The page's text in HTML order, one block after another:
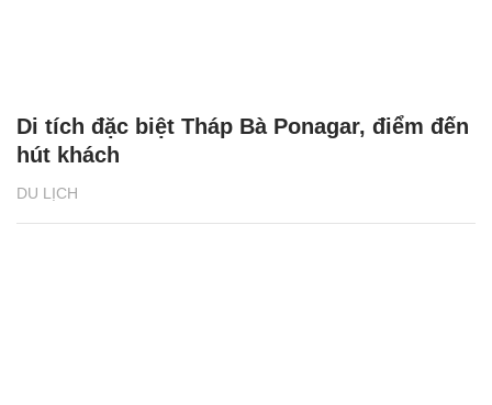
DU LỊCH
Di tích đặc biệt Tháp Bà Ponagar, điểm đến
hút khách